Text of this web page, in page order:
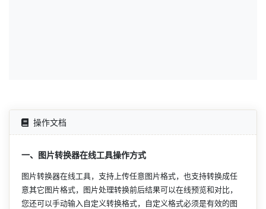
操作文档
一、图片转换器在线工具操作方式
图片转换器在线工具，支持上传任意图片格式，也支持转换成任
意其它图片格式，图片处理转换前后结果可以在线预览和对比，
您还可以手动输入自定义转换格式，自定义格式必须是有效的图